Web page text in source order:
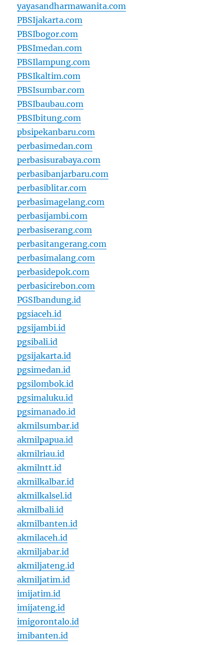
yayasandharmawanita.com
PBSIjakarta.com
PBSIbogor.com
PBSImedan.com
PBSIlampung.com
PBSIkaltim.com
PBSIsumbar.com
PBSIbaubau.com
PBSIbitung.com
pbsipekanbaru.com
perbasimedan.com
perbasisurabaya.com
perbasibanjarbaru.com
perbasiblitar.com
perbasimagelang.com
perbasijambi.com
perbasiserang.com
perbasitangerang.com
perbasimalang.com
perbasidepok.com
perbasicirebon.com
PGSIbandung.id
pgsiaceh.id
pgsijambi.id
pgsibali.id
pgsijakarta.id
pgsimedan.id
pgsilombok.id
pgsimaluku.id
pgsimanado.id
akmilsumbar.id
akmilpapua.id
akmilriau.id
akmilntt.id
akmilkalbar.id
akmilkalsel.id
akmilbali.id
akmilbanten.id
akmilaceh.id
akmiljabar.id
akmiljateng.id
akmiljatim.id
imijatim.id
imijateng.id
imigorontalo.id
imibanten.id